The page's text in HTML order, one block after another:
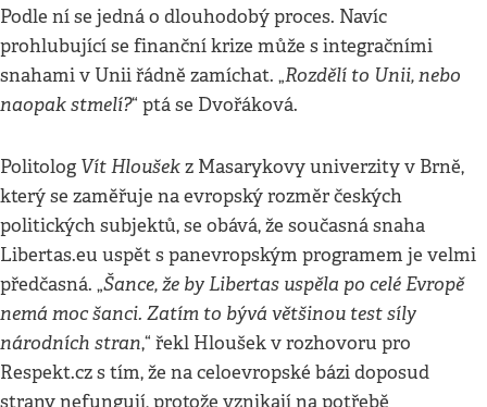
Podle ní se jedná o dlouhodobý proces. Navíc
prohlubující se finanční krize může s integračními
snahami v Unii řádně zamíchat. „Rozdělí to Unii, nebo
naopak stmelí?“ ptá se Dvořáková.
Politolog Vít Hloušekz Masarykovy univerzity v Brně,
který se zaměřuje na evropský rozměr českých
politických subjektů, se obává, že současná snaha
Libertas.eu uspět s panevropským programem je velmi
předčasná. „Šance, že by Libertas uspěla po celé Evropě
nemá moc šanci. Zatím to bývá většinou test síly
národních stran,“ řekl Hloušek v rozhovoru pro
Respekt.cz s tím, že na celoevropské bázi doposud
strany nefungují, protože vznikají na potřebě